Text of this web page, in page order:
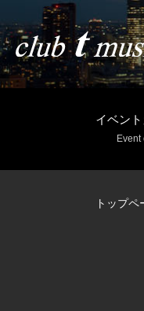
イベン
Event
トップペ